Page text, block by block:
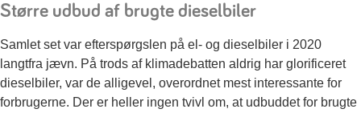
Større udbud af brugte dieselbiler
Samlet set var efterspørgslen på el- og dieselbiler i 2020
langtfra jævn. På trods af klimadebatten aldrig har glorificeret
dieselbiler, var de alligevel, overordnet mest interessante for
forbrugerne. Der er heller ingen tvivl om, at udbuddet for brugte